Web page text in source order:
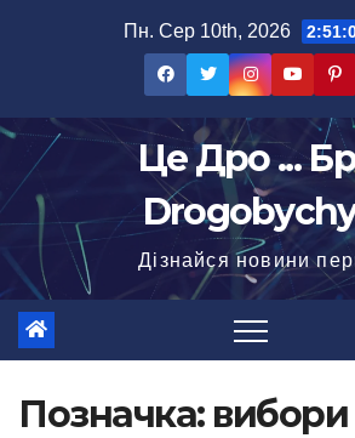
Пн. Сер 10th, 2026
Це Дро ...
Дізнайся новини
Позначка: вибори